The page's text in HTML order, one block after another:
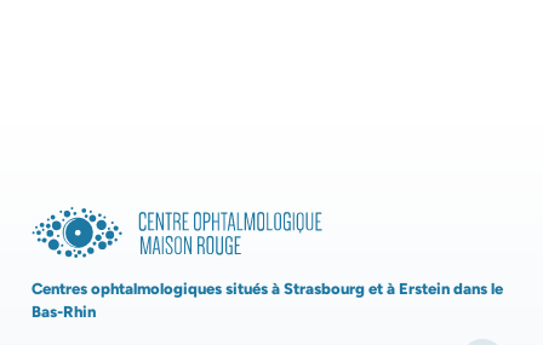
Centres ophtalmologiques situés à Strasbourg et à Erstein dans le
Bas-Rhin